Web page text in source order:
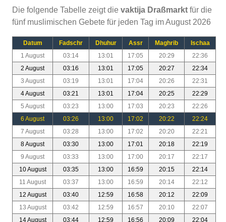
Die folgende Tabelle zeigt die vaktija Draßmarkt für die
fünf muslimischen Gebete für jeden Tag im August 2026
Datum Fadschr Dhuhur Assr Maghrib
Ischaa
1 August
03:14 13:01 17:05 20:29
22:36
2 August
03:16 13:01 17:05 20:27
22:34
3 August
03:19 13:01 17:04 20:26
22:31
4 August
03:21 13:01 17:04 20:25
22:29
5 August
03:23 13:00 17:03 20:23
22:26
6 August
03:26 13:00 17:02 20:22
22:24
7 August
03:28 13:00 17:02 20:20
22:21
8 August
03:30 13:00 17:01 20:18
22:19
9 August
03:33 13:00 17:00 20:17
22:17
10 August
03:35 13:00 16:59 20:15
22:14
11 August
03:37 13:00 16:59 20:14
22:12
12 August
03:40 12:59 16:58 20:12
22:09
13 August
03:42 12:59 16:57 20:10
22:07
14 August
03:44 12:59 16:56 20:09 22:04